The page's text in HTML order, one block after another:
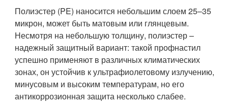
Полиэстер (PE) наносится небольшим слоем 25–35
микрон, может быть матовым или глянцевым.
Несмотря на небольшую толщину, полиэстер –
надежный защитный вариант: такой профнастил
успешно применяют в различных климатических
зонах, он устойчив к ультрафиолетовому излучению,
минусовым и высоким температурам, но его
антикоррозионная защита несколько слабее.